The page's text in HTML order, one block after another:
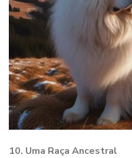
10. Uma Raça Ancestral